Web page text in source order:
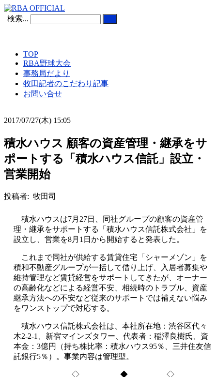
検索...
TOP
RBA野球大会
事務局だより
牧田記者のこだわり記事
お問い合せ
2017/07/27(木) 15:05
積水ハウス 顧客の資産管理・継承をサ
ポートする「積水ハウス信託」設立・
営業開始
投稿者: 牧田司
積水ハウスは7月27日、同社グループの顧客の資産管
理・継承をサポートする「積水ハウス信託株式会社」を
設立し、営業を8月1日から開始すると発表した。
これまで同社が供給する賃貸住宅「シャーメゾン」を
積和不動産グループが一括して借り上げ、入居者募集や
維持管理など賃貸経営をサポートしてきたが、オーナー
の高齢化などによる経営不安、相続時のトラブル、資産
継承方法への不安など従来のサポートでは補えない悩み
をワンストップで対応する。
積水ハウス信託株式会社は、本社所在地：渋谷区代々
木2-2-1、新宿マインズタワー、代表者：稲澤良樹氏、資
本金：3億円（持ち株比率：積水ハウス95％、三井住友信
託銀行5％）。事業内容は管理型。
◇ ◆ ◇